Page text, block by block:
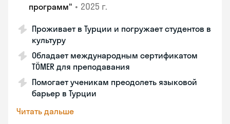
программ" • 2025 г.
Проживает в Турции и погружает студентов в
культуру
Обладает международным сертификатом
TÖMER для преподавания
Помогает ученикам преодолеть языковой
барьер в Турции
Читать дальше